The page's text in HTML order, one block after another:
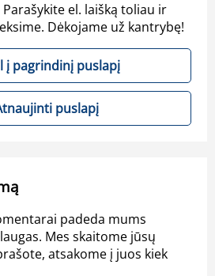
el. laišką toliau ir
Dėkojame už kantrybę!
į pagrindinį puslapį
puslapį
padeda mums
Mes skaitome jūsų
atsakome į juos kiek